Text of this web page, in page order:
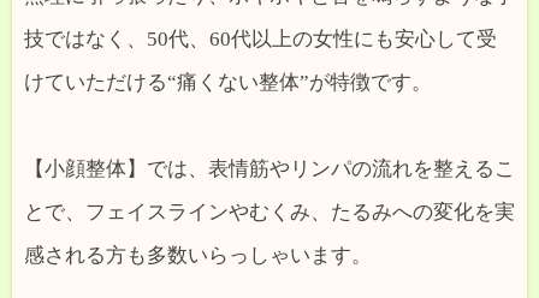
技ではなく、50代、60代以上の女性にも安心して受
けていただける“痛くない整体”が特徴です。
【小顔整体】では、表情筋やリンパの流れを整えるこ
とで、フェイスラインやむくみ、たるみへの変化を実
感される方も多数いらっしゃいます。